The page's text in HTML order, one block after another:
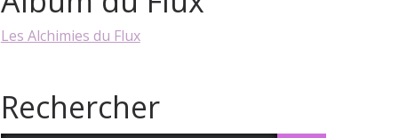
Les Alchimies du Flux
Rechercher